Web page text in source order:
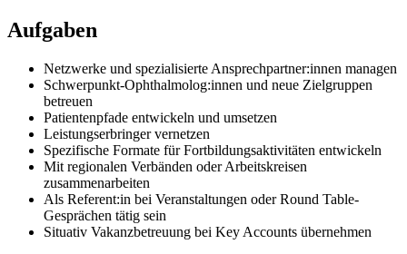
Aufgaben
Netzwerke und spezialisierte Ansprechpartner:innen managen
Schwerpunkt-Ophthalmolog:innen und neue Zielgruppen
betreuen
Patientenpfade entwickeln und umsetzen
Leistungserbringer vernetzen
Spezifische Formate für Fortbildungsaktivitäten entwickeln
Mit regionalen Verbänden oder Arbeitskreisen
zusammenarbeiten
Als Referent:in bei Veranstaltungen oder Round Table-
Gesprächen tätig sein
Situativ Vakanzbetreuung bei Key Accounts übernehmen